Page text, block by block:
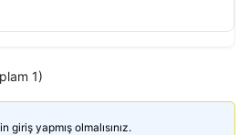
1)
giriş yapmış olmalısınız.